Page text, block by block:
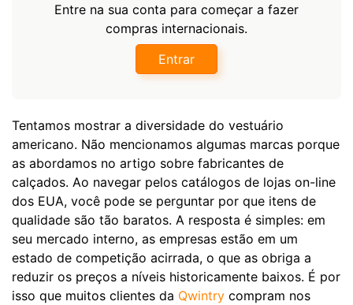
Entre na sua conta para começar a fazer
compras internacionais.
Entrar
Tentamos mostrar a diversidade do vestuário
americano. Não mencionamos algumas marcas porque
as abordamos no artigo sobre fabricantes de
calçados. Ao navegar pelos catálogos de lojas on-line
dos EUA, você pode se perguntar por que itens de
qualidade são tão baratos. A resposta é simples: em
seu mercado interno, as empresas estão em um
estado de competição acirrada, o que as obriga a
reduzir os preços a níveis historicamente baixos. É por
isso que muitos clientes da Qwintry compram nos